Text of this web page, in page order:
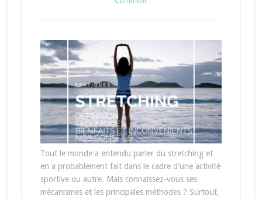
Tout le monde a entendu parler du stretching et
en a probablement fait dans le cadre d'une activité
sportive ou autre. Mais connaissez-vous ses
mécanismes et les principales méthodes ? Surtout,